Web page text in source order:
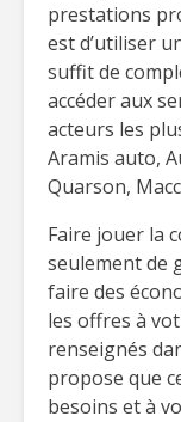
prestations
est d’utiliser
suffit de
accéder aux
acteurs les
Aramis auto,
Quarson,
Faire jouer la
seulement de
faire des
les offres à
renseignés
propose que
besoins et à